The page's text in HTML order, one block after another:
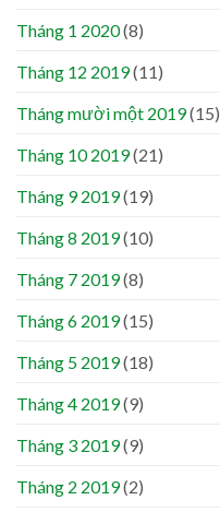
Tháng 1 2020(8)
Tháng 12 2019(11)
Tháng mười một 2019(15)
Tháng 10 2019(21)
Tháng 9 2019(19)
Tháng 8 2019(10)
Tháng 7 2019(8)
Tháng 6 2019(15)
Tháng 5 2019(18)
Tháng 4 2019(9)
Tháng 3 2019(9)
Tháng 2 2019(2)